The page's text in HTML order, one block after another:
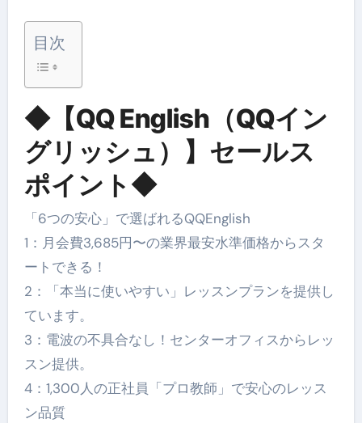
目次
◆【QQ English（QQイン
グリッシュ）】セールス
ポイント◆
「6つの安心」で選ばれるQQEnglish
1：月会費3,685円〜の業界最安水準価格からスタ
ートできる！
2：「本当に使いやすい」レッスンプランを提供し
ています。
3：電波の不具合なし！センターオフィスからレッ
スン提供。
4：1,300人の正社員「プロ教師」で安心のレッス
ン品質